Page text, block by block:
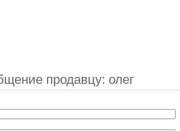
продавцу: олег